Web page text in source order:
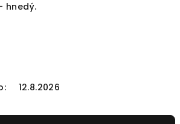
hnedý.
12.8.2026